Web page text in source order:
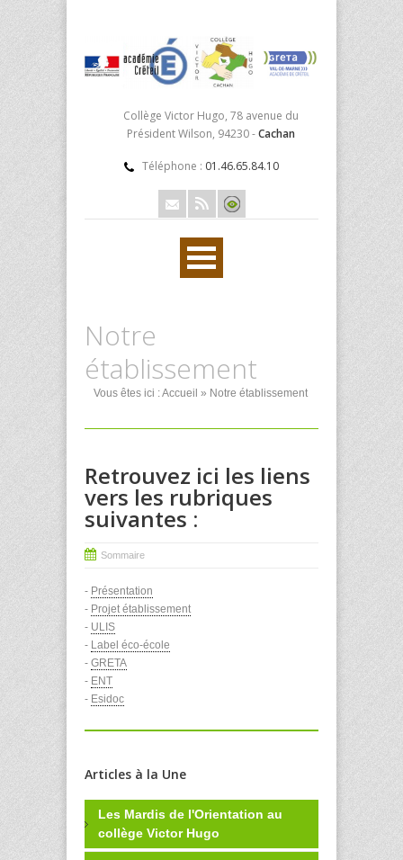
Collège Victor Hugo, 78 avenue du
Président Wilson, 94230 -Cachan
Téléphone : 01.46.65.84.10
Notre
établissement
Vous êtes ici :Accueil » Notre établissement
Retrouvez ici les liens
vers les rubriques
suivantes :
Sommaire
- Présentation
- Projet établissement
- ULIS
- Label éco-école
- GRETA
- ENT
- Esidoc
Articles à la Une
Les Mardis de l'Orientation au
collège Victor Hugo